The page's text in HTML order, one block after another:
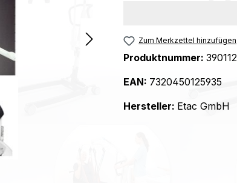
Zum Merkzettel hinzufügen
Produktnummer: 390112
EAN: 7320450125935
Hersteller: Etac GmbH